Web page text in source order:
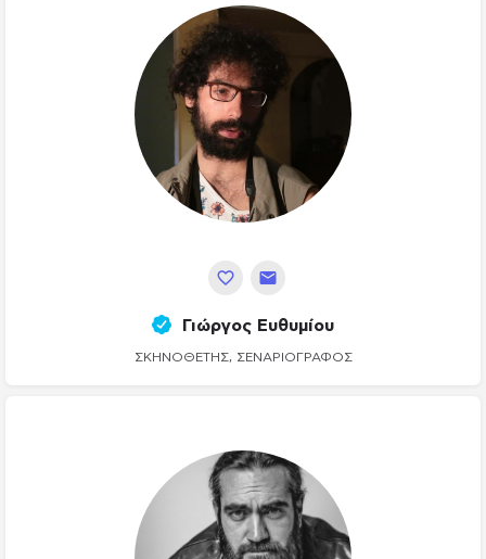
Γιώργος Ευθυμίου
ΣΚΗΝΟΘΈΤΗΣ, ΣΕΝΑΡΙΟΓΡΆΦΟΣ